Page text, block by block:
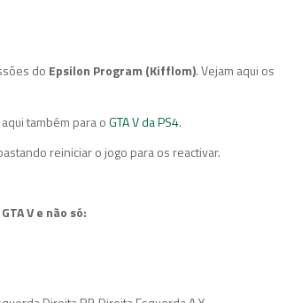
do Epsilon Program (Kifflom). Vejam aqui os
também para oGTA V da PS4.
reiniciar o jogo para os reactivar.
V e não só: